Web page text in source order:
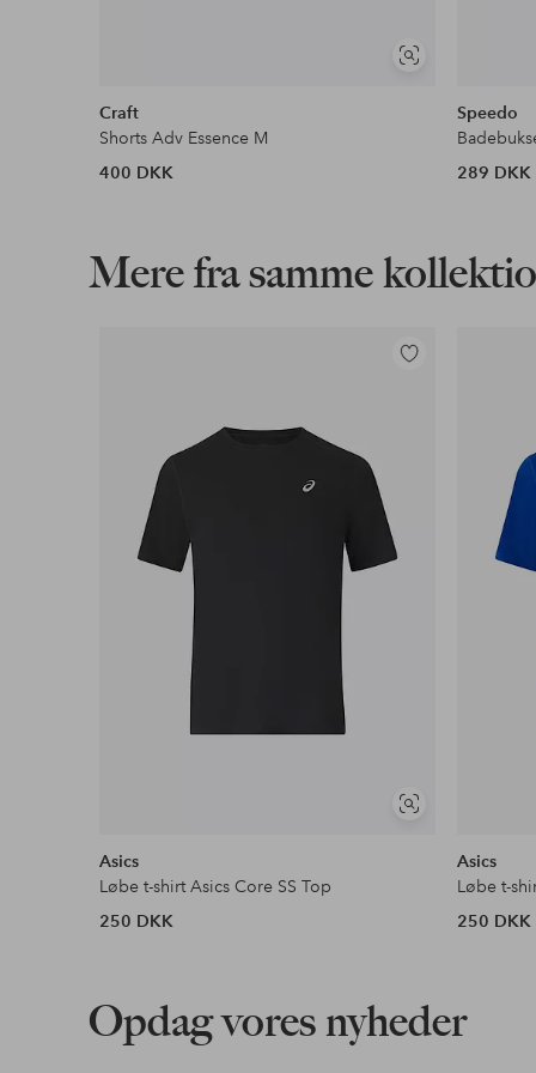
Se
Craft
Shorts Adv Essence M
400 DKK
Speedo
289 DKK
Mere fra samme
Se
Tilføj
Asics
Løbe t-shirt Asics Core SS Top
250 DKK
Asics
Løbe t-
250 DKK
Opdag vores nyheder